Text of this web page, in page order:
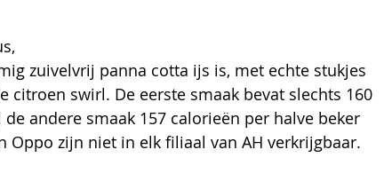
zuivelvrij panna cotta ijs is, met echte stukjes
citroen swirl. De eerste smaak bevat slechts 160
andere smaak 157 calorieën per halve beker
Oppo zijn niet in elk filiaal van AH verkrijgbaar.